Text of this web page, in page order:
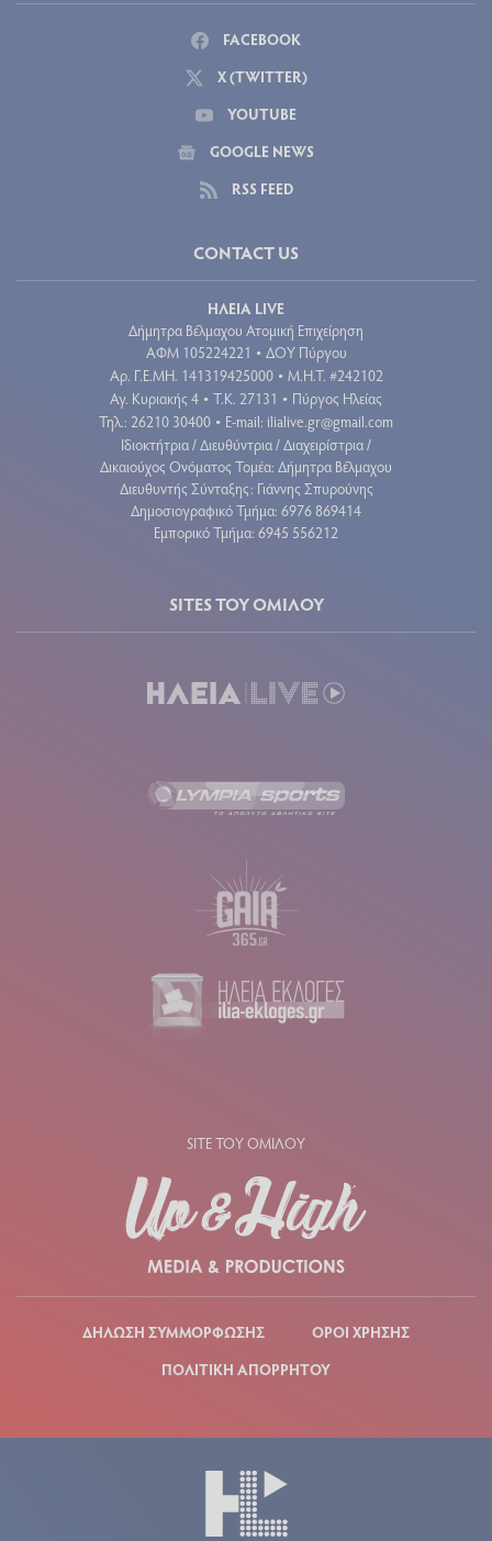
FACEBOOK
X (TWITTER)
YOUTUBE
GOOGLE NEWS
RSS FEED
CONTACT US
ΗΛΕΙΑ LIVE
Δήμητρα Βέλμαχου Ατομική Επιχείρηση
ΑΦΜ 105224221 • ΔΟΥ Πύργου
Aρ. Γ.Ε.ΜΗ. 141319425000 • Μ.Η.Τ. #242102
Αγ. Κυριακής 4 • Τ.Κ. 27131 • Πύργος Ηλείας
Τηλ.: 26210 30400 • E-mail: ilialive.gr@gmail.com
Ιδιοκτήτρια / Διευθύντρια / Διαχειρίστρια /
Δικαιούχος Ονόματος Τομέα: Δήμητρα Βέλμαχου
Διευθυντής Σύνταξης: Γιάννης Σπυρούνης
Δημοσιογραφικό Τμήμα: 6976 869414
Εμπορικό Τμήμα: 6945 556212
SITES ΤΟΥ ΟΜΙΛΟΥ
SITE ΤΟΥ ΟΜΙΛΟΥ
ΔΗΛΩΣΗ ΣΥΜΜΟΡΦΩΣΗΣ
ΟΡΟΙ ΧΡΗΣΗΣ
ΠΟΛΙΤΙΚΗ ΑΠΟΡΡΗΤΟΥ